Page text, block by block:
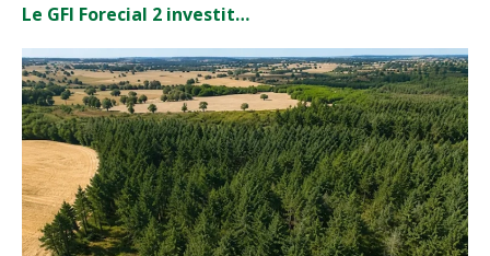
Le GFI Forecial 2 investit…